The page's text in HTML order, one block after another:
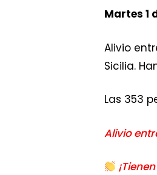
Martes 1
Alivio
Sicilia.
Las 353
Alivio